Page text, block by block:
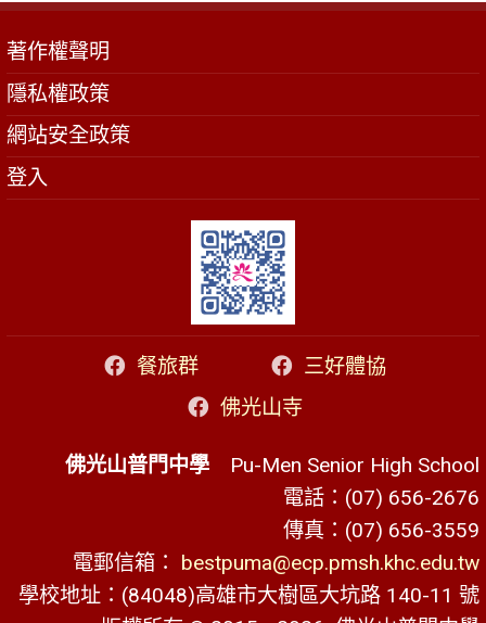
著作權聲明
隱私權政策
網站安全政策
登入
餐旅群
三好體協
佛光山寺
佛光山普門中學 Pu-Men Senior High School
電話：(07) 656-2676
傳真：(07) 656-3559
電郵信箱： bestpuma@ecp.pmsh.khc.edu.tw
學校地址：(84048)高雄市大樹區大坑路 140-11 號